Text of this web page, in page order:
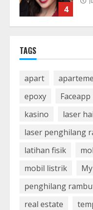
4
TAGS
apart
epoxy
Faceapp
kasino
laser
laser penghilang
latihan fisik
mobil listrik
penghilang
real estate